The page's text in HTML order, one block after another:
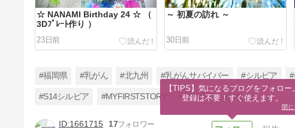
☆ NANAMI Birthday 24 ☆ （
3Dﾌﾟﾚｰﾄ作り ）
23日前
～ 初夏の訪れ ～
30日前
#福岡県 #乳がん #北九州 #乳がんサバイバー #シルビア
#S14シルビア #MYFIRSTSTORY #北九州シルビア
1661715
17
【TIPS】気になるブログをフォロー。
登録は不要！すぐ使えます。
閉じ